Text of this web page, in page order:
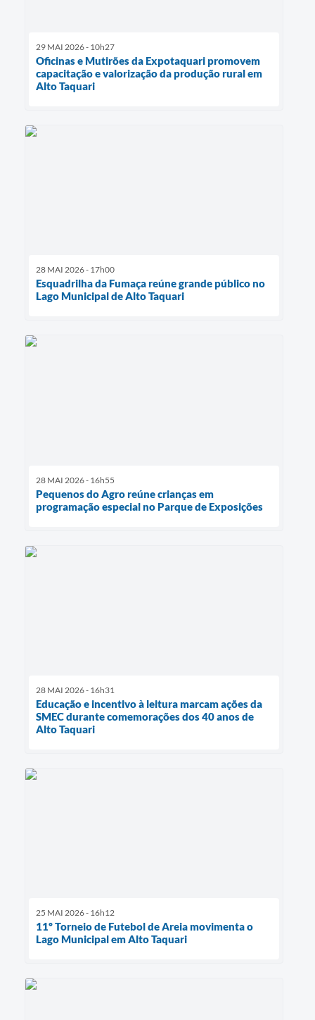
29 MAI 2026 - 10h27
Oficinas e Mutirões da Expotaquari promovem
capacitação e valorização da produção rural em
Alto Taquari
28 MAI 2026 - 17h00
Esquadrilha da Fumaça reúne grande público no
Lago Municipal de Alto Taquari
28 MAI 2026 - 16h55
Pequenos do Agro reúne crianças em
programação especial no Parque de Exposições
28 MAI 2026 - 16h31
Educação e incentivo à leitura marcam ações da
SMEC durante comemorações dos 40 anos de
Alto Taquari
25 MAI 2026 - 16h12
11º Torneio de Futebol de Areia movimenta o
Lago Municipal em Alto Taquari